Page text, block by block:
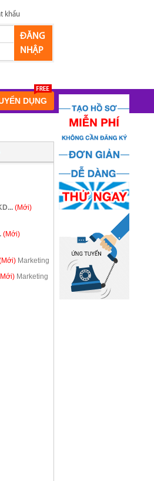
khẩu
ĐĂNG
NHẬP
DỤNG
(Mới)
(Mới)
Marketing
Marketing